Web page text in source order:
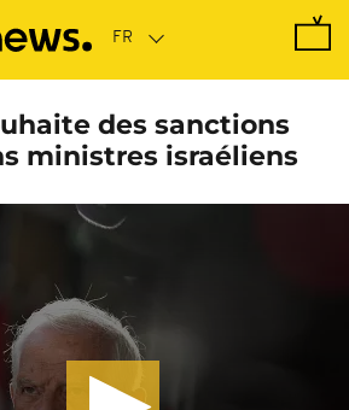
des sanctions
ministres israéliens